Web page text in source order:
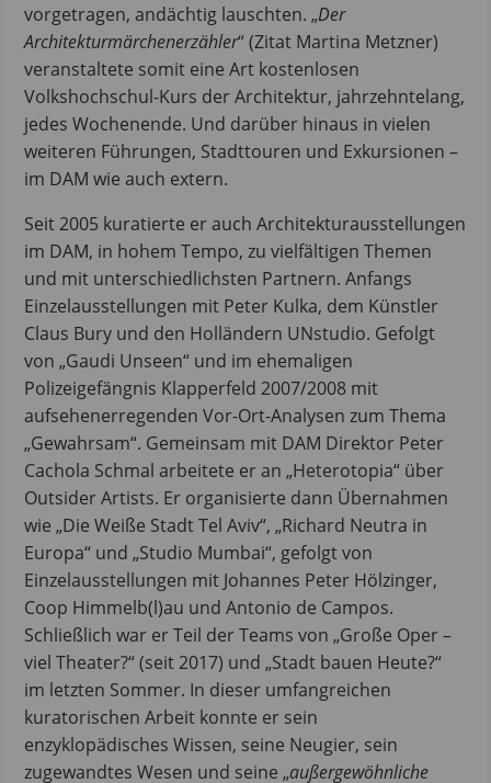
vorgetragen, andächtig lauschten. „Der
Architekturmärchenerzähler“ (Zitat Martina Metzner)
veranstaltete somit eine Art kostenlosen
Volkshochschul-Kurs der Architektur, jahrzehntelang,
jedes Wochenende. Und darüber hinaus in vielen
weiteren Führungen, Stadttouren und Exkursionen –
im DAM wie auch extern.
Seit 2005 kuratierte er auch Architekturausstellungen
im DAM, in hohem Tempo, zu vielfältigen Themen
und mit unterschiedlichsten Partnern. Anfangs
Einzelausstellungen mit Peter Kulka, dem Künstler
Claus Bury und den Holländern UNstudio. Gefolgt
von „Gaudi Unseen“ und im ehemaligen
Polizeigefängnis Klapperfeld 2007/2008 mit
aufsehenerregenden Vor-Ort-Analysen zum Thema
„Gewahrsam“. Gemeinsam mit DAM Direktor Peter
Cachola Schmal arbeitete er an „Heterotopia“ über
Outsider Artists. Er organisierte dann Übernahmen
wie „Die Weiße Stadt Tel Aviv“, „Richard Neutra in
Europa“ und „Studio Mumbai“, gefolgt von
Einzelausstellungen mit Johannes Peter Hölzinger,
Coop Himmelb(l)au und Antonio de Campos.
Schließlich war er Teil der Teams von „Große Oper –
viel Theater?“ (seit 2017) und „Stadt bauen Heute?“
im letzten Sommer. In dieser umfangreichen
kuratorischen Arbeit konnte er sein
enzyklopädisches Wissen, seine Neugier, sein
zugewandtes Wesen und seine „außergewöhnliche